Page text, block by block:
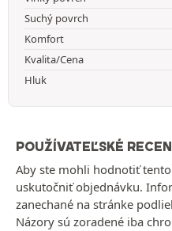
Suchý povrch
Komfort
Kvalita/Cena
Hluk
POUŽÍVATEĽSKÉ
Aby ste mohli hodnotiť
uskutočniť objednávku.
zanechané na stránke
Názory sú zoradené iba